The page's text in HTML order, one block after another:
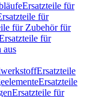
Ersatzteile für
für
für Zubehör für
für
aus
Ersatzteile
Ersatzteile
Ersatzteile für